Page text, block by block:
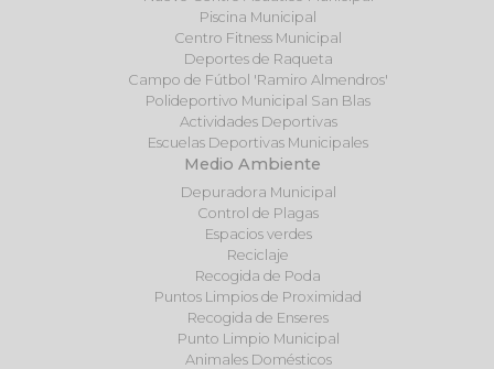
Piscina Municipal
Centro Fitness Municipal
Deportes de Raqueta
Campo de Fútbol 'Ramiro Almendros'
Polideportivo Municipal San Blas
Actividades Deportivas
Escuelas Deportivas Municipales
Medio Ambiente
Depuradora Municipal
Control de Plagas
Espacios verdes
Reciclaje
Recogida de Poda
Puntos Limpios de Proximidad
Recogida de Enseres
Punto Limpio Municipal
Animales Domésticos